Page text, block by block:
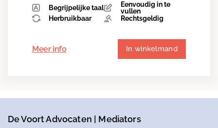
Begrijpelijke taal
Eenvoudig in te
vullen
Herbruikbaar
Rechtsgeldig
Meer info In winkelmand
De Voort Advocaten | Mediators